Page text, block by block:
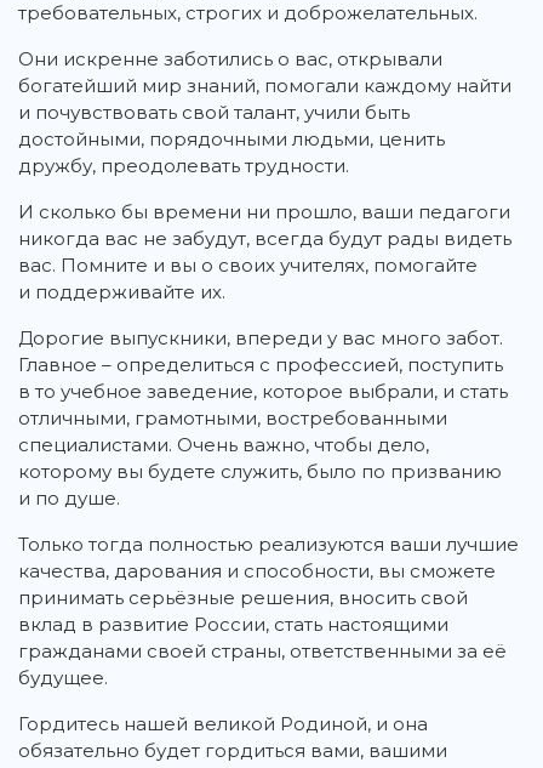
требовательных, строгих и доброжелательных.
Они искренне заботились о вас, открывали
богатейший мир знаний, помогали каждому найти
и почувствовать свой талант, учили быть
достойными, порядочными людьми, ценить
дружбу, преодолевать трудности.
И сколько бы времени ни прошло, ваши педагоги
никогда вас не забудут, всегда будут рады видеть
вас. Помните и вы о своих учителях, помогайте
и поддерживайте их.
Дорогие выпускники, впереди у вас много забот.
Главное – определиться с профессией, поступить
в то учебное заведение, которое выбрали, и стать
отличными, грамотными, востребованными
специалистами. Очень важно, чтобы дело,
которому вы будете служить, было по призванию
и по душе.
Только тогда полностью реализуются ваши лучшие
качества, дарования и способности, вы сможете
принимать серьёзные решения, вносить свой
вклад в развитие России, стать настоящими
гражданами своей страны, ответственными за её
будущее.
Гордитесь нашей великой Родиной, и она
обязательно будет гордиться вами, вашими